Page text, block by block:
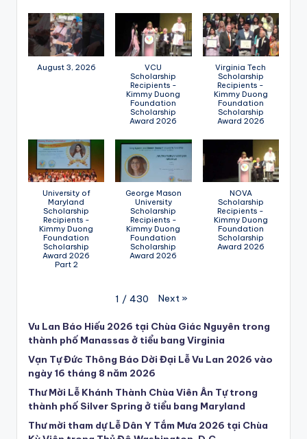
August 3, 2026
VCU
Scholarship
Recipients -
Kimmy Duong
Foundation
Scholarship
Award 2026
Virginia Tech
Scholarship
Recipients -
Kimmy Duong
Foundation
Scholarship
Award 2026
University of
Maryland
Scholarship
Recipients -
Kimmy Duong
Foundation
Scholarship
Award 2026
Part 2
George Mason
University
Scholarship
Recipients -
Kimmy Duong
Foundation
Scholarship
Award 2026
NOVA
Scholarship
Recipients -
Kimmy Duong
Foundation
Scholarship
Award 2026
1 / 430 Next »
Vu Lan Báo Hiếu 2026 tại Chùa Giác Nguyên trong
thành phố Manassas ở tiểu bang Virginia
Vạn Tự Đức Thông Báo Dời Đại Lễ Vu Lan 2026 vào
ngày 16 tháng 8 năm 2026
Thư Mời Lễ Khánh Thành Chùa Viên Ân Tự trong
thành phố Silver Spring ở tiểu bang Maryland
Thư mời tham dự Lễ Dân Y Tắm Mưa 2026 tại Chùa